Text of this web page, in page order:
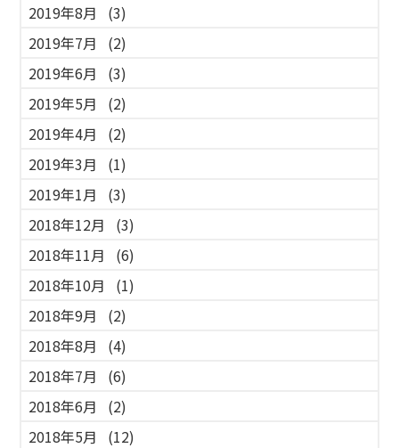
2019年8月
(3)
2019年7月
(2)
2019年6月
(3)
2019年5月
(2)
2019年4月
(2)
2019年3月
(1)
2019年1月
(3)
2018年12月
(3)
2018年11月
(6)
2018年10月
(1)
2018年9月
(2)
2018年8月
(4)
2018年7月
(6)
2018年6月
(2)
2018年5月
(12)